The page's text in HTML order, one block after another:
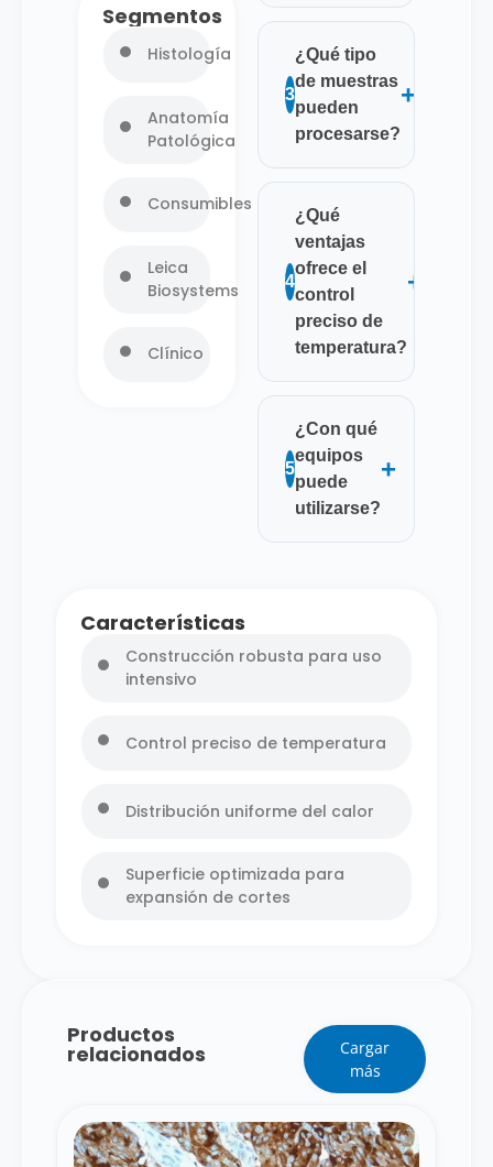
Segmentos
Histología
Anatomía
Patológica
Consumibles
Leica
Biosystems
Clínico
3
¿Qué tipo
de muestras
pueden
procesarse?
+
4
¿Qué
ventajas
ofrece el
control
preciso de
temperatura?
+
5
¿Con qué
equipos
puede
utilizarse?
+
Características
Construcción robusta para uso
intensivo
Control preciso de temperatura
Distribución uniforme del calor
Superficie optimizada para
expansión de cortes
Productos
relacionados
Cargar
más